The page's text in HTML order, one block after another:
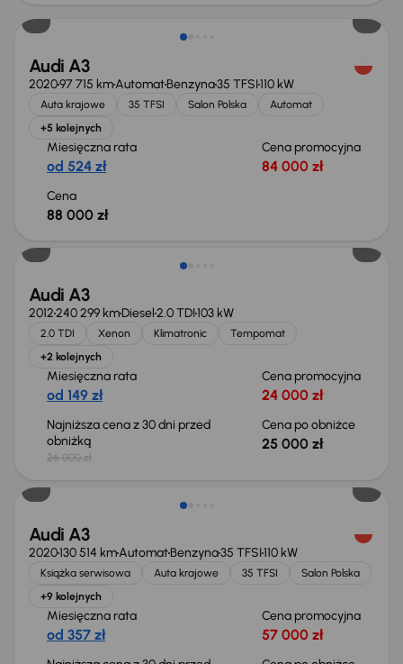
Audi A3
202097 715 kmAutomatBenzyna35 TFSI110 kW
Auta krajowe 35 TFSI Salon Polska
Automat
+5 kolejnych
Miesięczna rata
od 524 zł
Cena promocyjna
84 000 zł
Cena
88 000 zł
Taniej o 1 000 zł
Audi A3
2012240 299 kmDiesel2.0 TDI103 kW
2.0 TDI Xenon Klimatronic
Tempomat
+2 kolejnych
Miesięczna rata
od 149 zł
Cena promocyjna
24 000 zł
Najniższa cena z 30 dni przed
obniżką
26 000 zł
Cena po obniżce
25 000 zł
Taniej o 1 500 zł
Audi A3
2020130 514 kmAutomatBenzyna35 TFSI110 kW
Książka serwisowa Auta krajowe 35 TFSI
Salon Polska
+9 kolejnych
Miesięczna rata
od 357 zł
Cena promocyjna
57 000 zł